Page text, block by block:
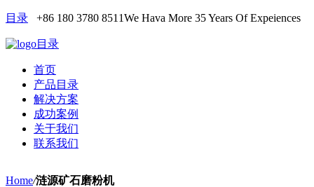
目录 +86 180 3780 8511We Hava More 35 Years Of Expeiences
目录
首页
产品目录
解决方案
成功案例
关于我们
联系我们
Home/涟源矿石磨粉机